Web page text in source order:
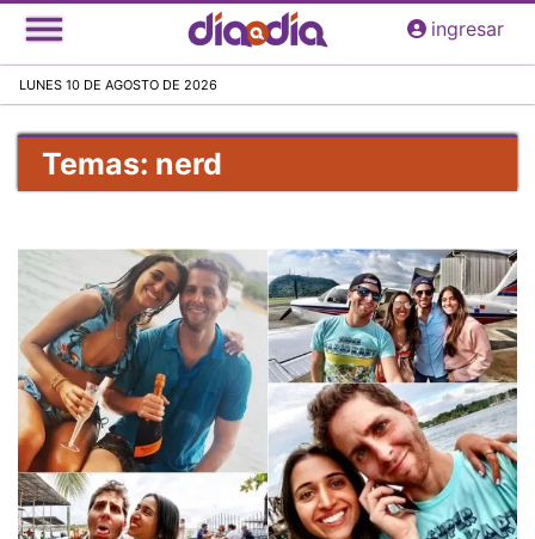
Pasar
al
principal
ingresar
LUNES 10 DE AGOSTO DE 2026
Temas: nerd